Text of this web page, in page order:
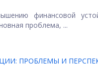
финансовой
проблема, ...
ПРОБЛЕМЫ И